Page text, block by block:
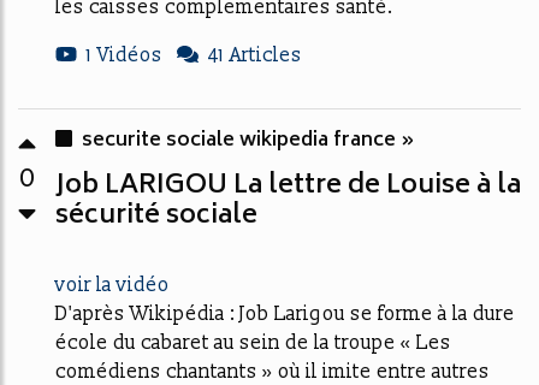
les caisses complementaires santé.
1 Vidéos
41 Articles
0
securite sociale wikipedia france »
Job LARIGOU La lettre de Louise à la
sécurité sociale
voir la vidéo
D'après Wikipédia : Job Larigou se forme à la dure
école du cabaret au sein de la troupe « Les
comédiens chantants » où il imite entre autres